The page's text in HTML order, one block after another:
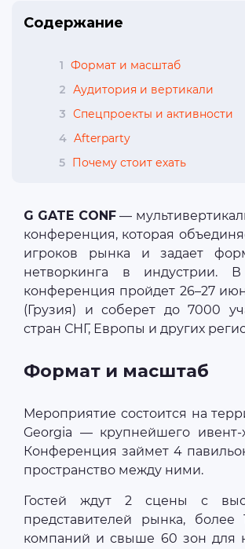
Содержание
1 Формат и масштаб
2 Аудитория и вертикали
3 Спецпроекты и активности
4 Afterparty
5 Почему стоит ехать
G GATE CONF—
конференция, которая
игроков рынка и задает
нетворкинга в индустрии.
конференция пройдет 26–27
(Грузия) и соберет до 7000
стран СНГ, Европы и других
Формат и масштаб
Мероприятие состоится на
Georgia — крупнейшего ивент-
Конференция займет 4
пространство между ними.
Гостей ждут 2 сцены с
представителей рынка, более
компаний и свыше 60 зон для